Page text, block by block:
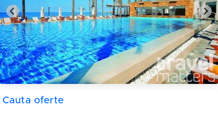
Cauta oferte